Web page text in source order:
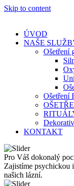
Skip to content
ÚVOD
NAŠE
Ošetření
Ošetření
KONTAKT
Pro Váš dokonalý
Zajistíme psychickou
našich lázní.